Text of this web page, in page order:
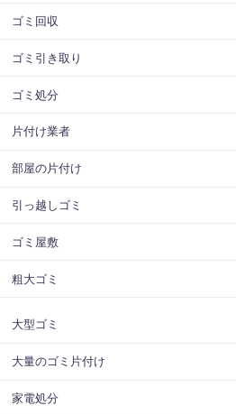
ゴミ回収
ゴミ引き取り
ゴミ処分
片付け業者
部屋の片付け
引っ越しゴミ
ゴミ屋敷
粗大ゴミ
大型ゴミ
大量のゴミ片付け
家電処分